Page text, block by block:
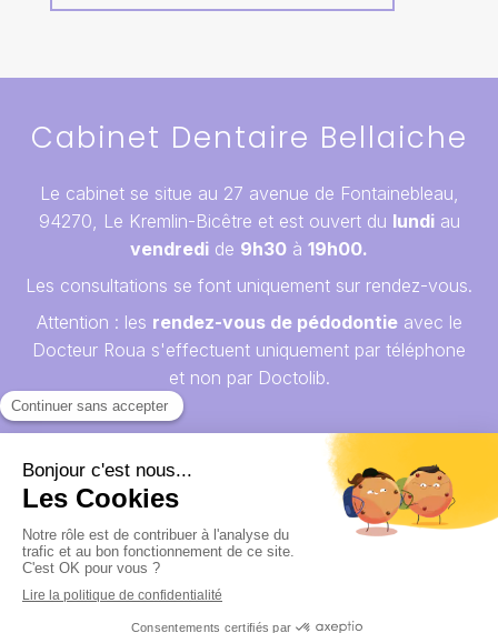
Cabinet Dentaire Bellaiche
Le cabinet se situe au 27 avenue de Fontainebleau,
94270, Le Kremlin-Bicêtre et est ouvert du lundiau
vendredi de 9h30 à 19h00.
Les consultations se font uniquement sur rendez-vous.
Attention : les rendez-vous de pédodontieavec le
Docteur Roua s'effectuent uniquement par téléphone
et non par Doctolib.
Mentions Légales
Conditions Générales d'Utilisation
Politique de confidentialité